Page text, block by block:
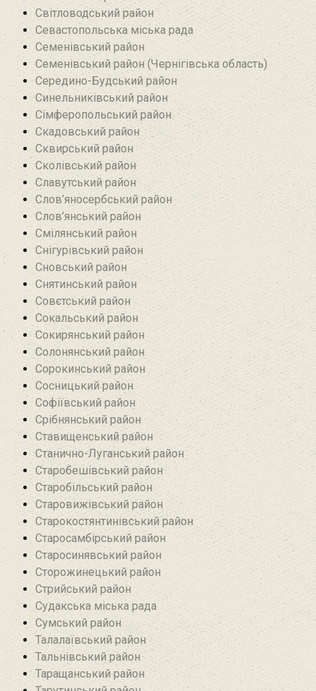
Світловодський район
Севастопольська міська рада
Семенівський район
Семенівський район (Чернігівська область)
Середино-Будський район
Синельниківський район
Сімферопольський район
Скадовський район
Сквирський район
Сколівський район
Славутський район
Слов’яносербський район
Слов’янський район
Смілянський район
Снігурівський район‎
Сновський район
Снятинський район
Совєтський район
Сокальський район
Сокирянський район
Солонянський район
Сорокинський район
Сосницький район
Софіївський район
Срібнянський район‎
Ставищенський район
Станично-Луганський район‎
Старобешівський район‎
Старобільський район
Старовижівський район
Старокостянтинівський район
Старосамбірський район
Старосинявський район
Сторожинецький район
Стрийський район
Судакська міська рада
Сумський район
Талалаївський район
Тальнівський район
Таращанський район